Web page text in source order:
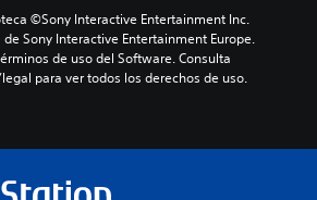
©Sony Interactive Entertainment Inc.
Sony Interactive Entertainment Europe.
de uso del Software. Consulta
para ver todos los derechos de uso.